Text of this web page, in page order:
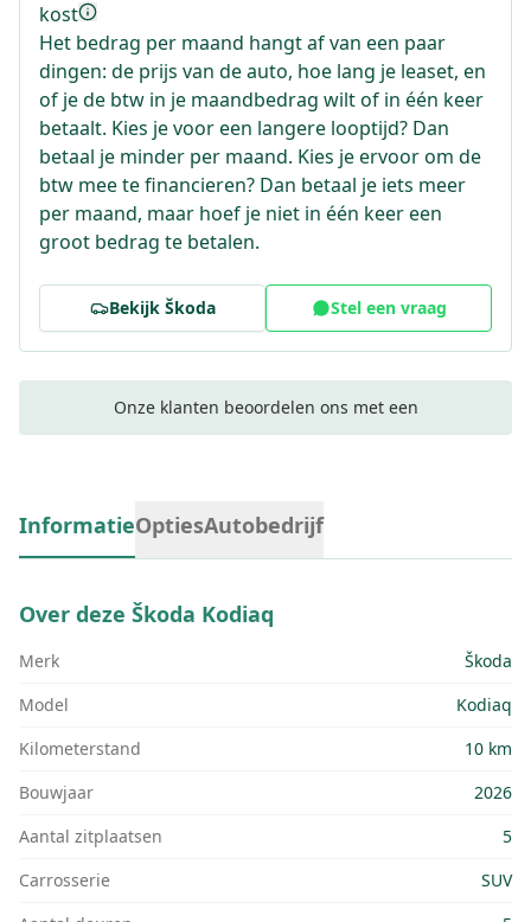
kost
Het bedrag per maand hangt af van een paar
dingen: de prijs van de auto, hoe lang je leaset, en
of je de btw in je maandbedrag wilt of in één keer
betaalt. Kies je voor een langere looptijd? Dan
betaal je minder per maand. Kies je ervoor om de
btw mee te financieren? Dan betaal je iets meer
per maand, maar hoef je niet in één keer een
groot bedrag te betalen.
Bekijk Škoda Stel een vraag
Onze klanten beoordelen ons met een
InformatieOptiesAutobedrijf
Over deze Škoda Kodiaq
Merk
Škoda
Model
Kodiaq
Kilometerstand
10 km
Bouwjaar
2026
Aantal zitplaatsen
5
Carrosserie
SUV